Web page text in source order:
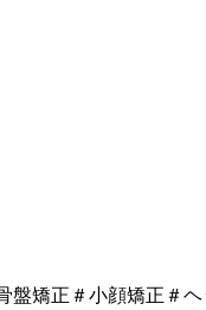
矯正＃小顔矯正＃